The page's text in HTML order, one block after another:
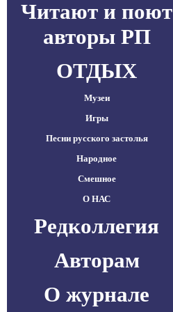
Читают и поют
авторы РП
ОТДЫХ
Музеи
Игры
Песни русского застолья
Народное
Смешное
О НАС
Редколлегия
Авторам
О журнале